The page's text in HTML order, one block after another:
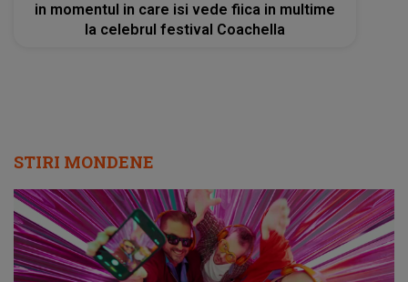
in momentul in care isi vede fiica in multime
la celebrul festival Coachella
STIRI MONDENE